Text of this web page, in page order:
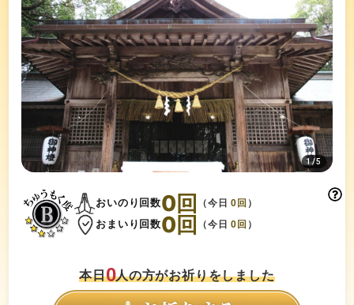
1/5
おいのり回数0回 （今日0回 ）
おまいり回数0回 （今日0回 ）
本日0人の方がお祈りをしました